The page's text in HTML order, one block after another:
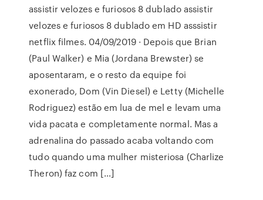
assistir velozes e furiosos 8 dublado assistir
velozes e furiosos 8 dublado em HD asssistir
netflix filmes. 04/09/2019 · Depois que Brian
(Paul Walker) e Mia (Jordana Brewster) se
aposentaram, e o resto da equipe foi
exonerado, Dom (Vin Diesel) e Letty (Michelle
Rodriguez) estão em lua de mel e levam uma
vida pacata e completamente normal. Mas a
adrenalina do passado acaba voltando com
tudo quando uma mulher misteriosa (Charlize
Theron) faz com […]